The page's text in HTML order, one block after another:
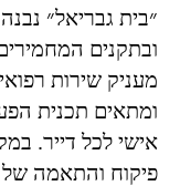
״בית גבריאל״
ובתקנים
מעניק שירות
ומתאים תכנית
אישי לכל דייר.
פיקוח והתאמה של